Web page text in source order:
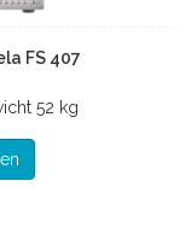
FS 407
52 kg